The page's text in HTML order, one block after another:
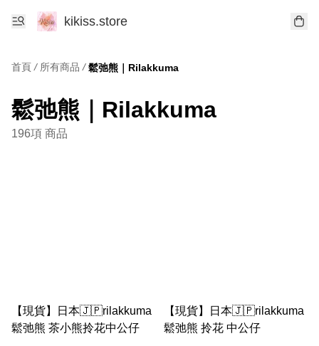
kikiss.store
首頁 / 所有商品 / 鬆弛熊｜Rilakkuma
鬆弛熊｜Rilakkuma
196項 商品
【現貨】日本🇯🇵rilakkuma
鬆弛熊 茶小熊拎花中公仔
【現貨】日本🇯🇵rilakkuma
鬆弛熊 拎花 中公仔